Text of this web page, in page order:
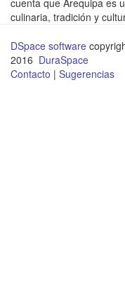
cuenta que Arequipa es
culinaria, tradición y
DSpace software
2016 DuraSpace
Contacto | Sugerencias